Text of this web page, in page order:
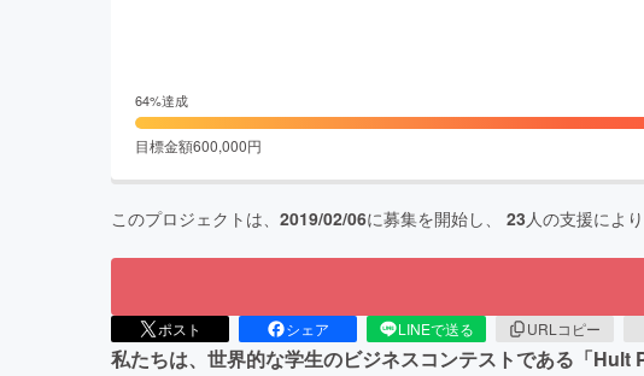
64%達成
目標金額600,000円
このプロジェクトは、 2019/02/06に募集を開始し、 23人の支援により
ポスト シェア LINEで送る URLコピー
私たちは、世界的な学生のビジネスコンテストである「